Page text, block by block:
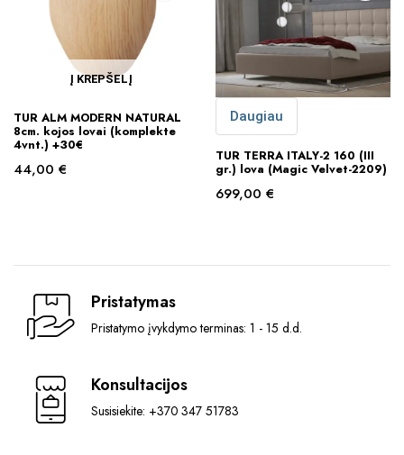
Į KREPŠELĮ
TUR ALM MODERN NATURAL
8cm. kojos lovai (komplekte
4vnt.) +30€
44,00 €
Daugiau
TUR TERRA ITALY-2 160 (III
gr.) lova (Magic Velvet-2209)
699,00 €
Pristatymas
Pristatymo įvykdymo terminas: 1 - 15 d.d.
Konsultacijos
Susisiekite: +370 347 51783